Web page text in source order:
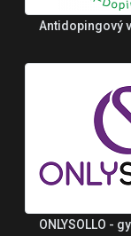
Antidopingový
ONLYSOLLO -